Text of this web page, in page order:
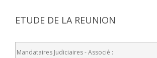
ETUDE DE LA REUNION
Mandataires Judiciaires - Associé :